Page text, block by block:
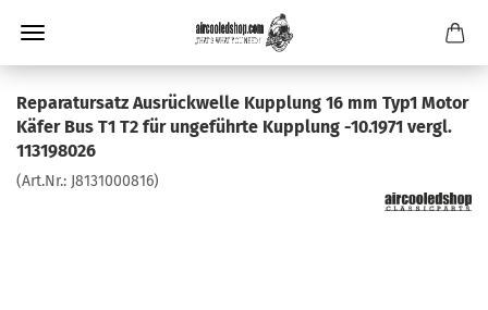
Reparatursatz Ausrückwelle Kupplung 16 mm Typ1 Motor
Käfer Bus T1 T2 für ungeführte Kupplung -10.1971 vergl.
113198026
(Art.Nr.: J8131000816)